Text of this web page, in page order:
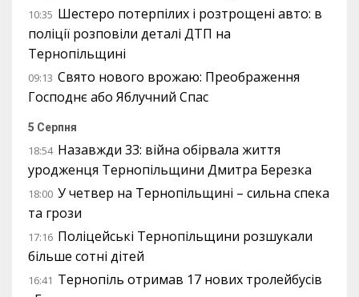
10:35 Шестеро потерпілих і розтрощені авто: в
поліції розповіли деталі ДТП на
Тернопільщині
09:13 Свято нового врожаю: Преображення
Господнє або Яблучний Спас
5 Серпня
18:54 Назавжди 33: війна обірвала життя
уродженця Тернопільщини Дмитра Березка
18:00 У четвер на Тернопільщині – сильна спека
та грози
17:16 Поліцейські Тернопільщини розшукали
більше сотні дітей
16:41 Тернопіль отримав 17 нових тролейбусів